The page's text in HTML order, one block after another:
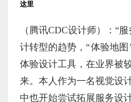
这里
（腾讯CDC设计师）：“
计转型的趋势，“体验地图
体验设计工具，在业界被
来。本人作为一名视觉设
中也开始尝试拓展服务设